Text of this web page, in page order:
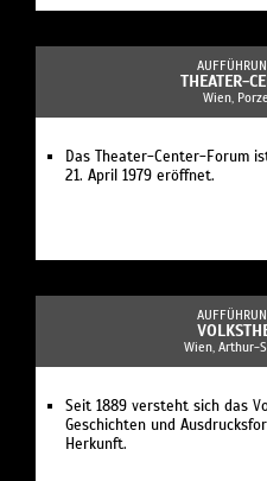
THEATER-
Wien,
Das Theater-Center-Forum
21. April 1979 eröffnet.
Wien, Arthur-
Seit 1889 versteht sich das
Geschichten und
Herkunft.